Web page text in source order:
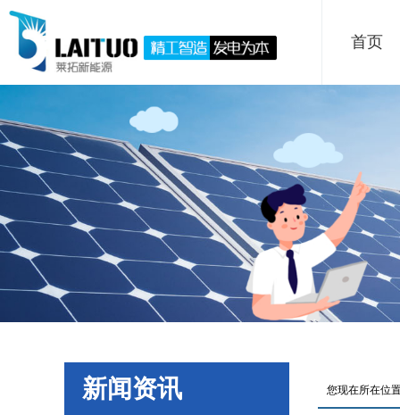
首页
新闻资讯 您现在所在位